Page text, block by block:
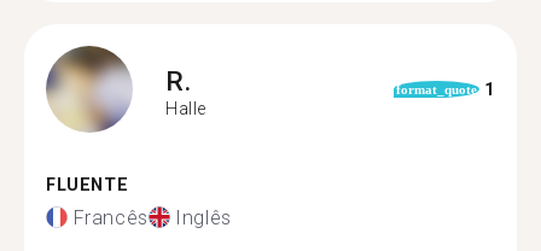
R.
Halle
format_quote 1
FLUENTE
Francês Inglês